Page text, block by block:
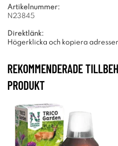
Artikelnummer:
N23845
Direktlänk:
Högerklicka och kopiera
REKOMMENDERADE
PRODUKT